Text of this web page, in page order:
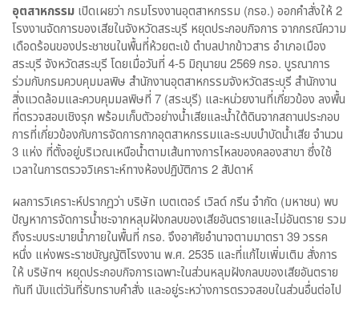
อุตสาหกรรม เปิดเผยว่า กรมโรงงานอุตสาหกรรม (กรอ.) ออกคำสั่งให้ 2
โรงงานจัดการของเสียในจังหวัดสระบุรี หยุดประกอบกิจการ จากกรณีความ
เดือดร้อนของประชาชนในพื้นที่ห้วยตะเข้ ตำบลปากข้าวสาร อำเภอเมือง
สระบุรี จังหวัดสระบุรี โดยเมื่อวันที่ 4-5 มิถุนายน 2569 กรอ. บูรณาการ
ร่วมกับกรมควบคุมมลพิษ สำนักงานอุตสาหกรรมจังหวัดสระบุรี สำนักงาน
สิ่งแวดล้อมและควบคุมมลพิษที่ 7 (สระบุรี) และหน่วยงานที่เกี่ยวข้อง ลงพื้น
ที่ตรวจสอบเชิงรุก พร้อมเก็บตัวอย่างน้ำเสียและน้ำใต้ดินจากสถานประกอบ
การที่เกี่ยวข้องกับการจัดการกากอุตสาหกรรมและระบบบำบัดน้ำเสีย จำนวน
3 แห่ง ที่ตั้งอยู่บริเวณเหนือน้ำตามเส้นทางการไหลของคลองสาขา ซึ่งใช้
เวลาในการตรวจวิเคราะห์ทางห้องปฏิบัติการ 2 สัปดาห์
ผลการวิเคราะห์ปรากฎว่า บริษัท เบตเตอร์ เวิลด์ กรีน จำกัด (มหาชน) พบ
ปัญหาการจัดการน้ำชะจากหลุมฝังกลบของเสียอันตรายและไม่อันตราย รวม
ถึงระบบระบายน้ำภายในพื้นที่ กรอ. จึงอาศัยอำนาจตามมาตรา 39 วรรค
หนึ่ง แห่งพระราชบัญญัติโรงงาน พ.ศ. 2535 และที่แก้ไขเพิ่มเติม สั่งการ
ให้ บริษัทฯ หยุดประกอบกิจการเฉพาะในส่วนหลุมฝังกลบของเสียอันตราย
ทันที นับแต่วันที่รับทราบคำสั่ง และอยู่ระหว่างการตรวจสอบในส่วนอื่นต่อไป